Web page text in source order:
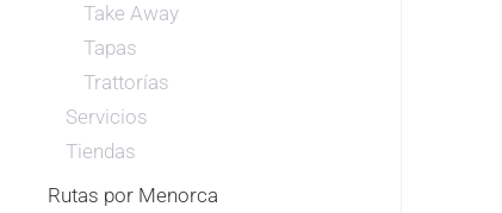
Take Away
Tapas
Trattorías
Servicios
Tiendas
Rutas por Menorca